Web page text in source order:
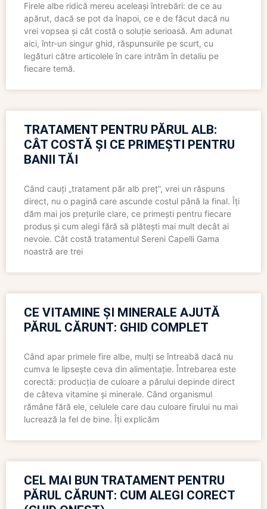
Firele albe ridică mereu aceleași întrebări: de ce au
apărut, dacă se pot da înapoi, ce e de făcut dacă nu
vrei vopsea și cât costă o soluție serioasă. Am adunat
aici, într-un singur ghid, răspunsurile pe scurt, cu
legături către articolele în care intrăm în detaliu pe
fiecare temă.
TRATAMENT PENTRU PĂRUL ALB:
CÂT COSTĂ ȘI CE PRIMEȘTI PENTRU
BANII TĂI
Când cauți „tratament păr alb preț”, vrei un răspuns
direct, nu o pagină care ascunde costul până la final. Îți
dăm mai jos prețurile clare, ce primești pentru fiecare
produs și cum alegi fără să plătești mai mult decât ai
nevoie. Cât costă tratamentul Sereni Capelli Gama
noastră are trei
CE VITAMINE ȘI MINERALE AJUTĂ
PĂRUL CĂRUNT: GHID COMPLET
Când apar primele fire albe, mulți se întreabă dacă nu
cumva le lipsește ceva din alimentație. Întrebarea este
corectă: producția de culoare a părului depinde direct
de câteva vitamine și minerale. Când organismul
rămâne fără ele, celulele care dau culoare firului nu mai
lucrează la fel de bine. Îți explicăm
CEL MAI BUN TRATAMENT PENTRU
PĂRUL CĂRUNT: CUM ALEGI CORECT